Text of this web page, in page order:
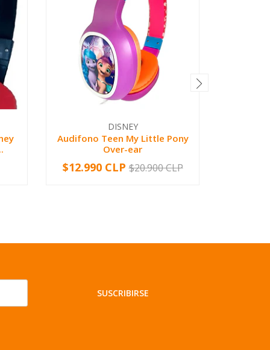
DISNEY
Audifono Teen My Little Pony
Over-ear
+
-$12.990 CLP $20.900 CLP
SUSCRIBIRSE